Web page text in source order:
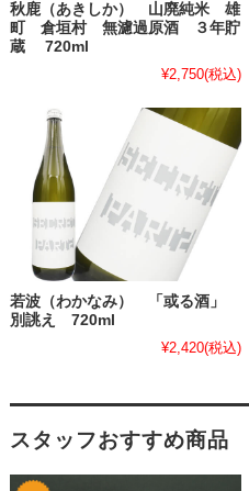
秋鹿（あきしか） 山廃純米 雄
町 倉垣村 無濾過原酒 ３年貯
蔵 720ml
¥2,750(税込)
若波（わかなみ） 「或る酒」
別誂え 720ml
¥2,420(税込)
スタッフおすすめ商品